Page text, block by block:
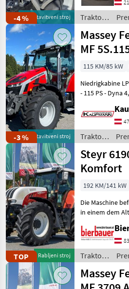
Claas
426
John Deere
416
Deutz Fahr
299
Prikaži
vse
(31)
MARKETPLACE
Marketplace
Ponudbe
trgovcev
oglasi
-4 %predstavitveni stroj
Anbaukonsolen,
Beifahrersitz
Sicherheitsgur
Traktor /
Deutz
Fahr
-3 %predstavitveni stroj
Massey
MF
4
115 KM/85 kW
Niedrigkabine
- 115 PS - Dyna 4, 40
Sensing - 4 DW
am Heck (2
mechan
Traktor /
Massey
Ferguson
TOP Rabljeni stroj
Steyr
Komfort
192 KM/141 kW
Die Maschine
in einem dem
Zustand und
telefonischer
gerne vor Ort
und geprüft we
Traktor /
Steyr
Massey